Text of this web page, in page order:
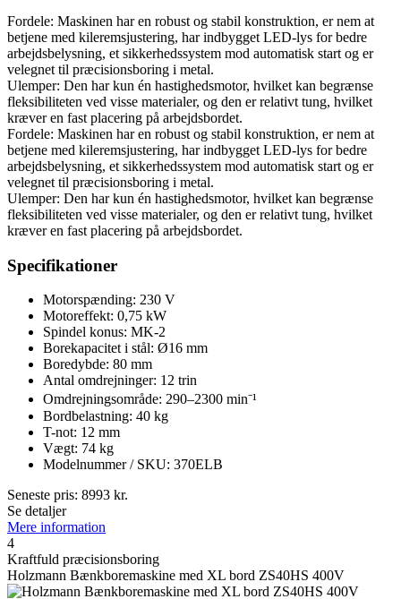
Fordele: Maskinen har en robust og stabil konstruktion, er nem at
betjene med kileremsjustering, har indbygget LED-lys for bedre
arbejdsbelysning, et sikkerhedssystem mod automatisk start og er
velegnet til præcisionsboring i metal.
Ulemper: Den har kun én hastighedsmotor, hvilket kan begrænse
fleksibiliteten ved visse materialer, og den er relativt tung, hvilket
kræver en fast placering på arbejdsbordet.
Fordele: Maskinen har en robust og stabil konstruktion, er nem at
betjene med kileremsjustering, har indbygget LED-lys for bedre
arbejdsbelysning, et sikkerhedssystem mod automatisk start og er
velegnet til præcisionsboring i metal.
Ulemper: Den har kun én hastighedsmotor, hvilket kan begrænse
fleksibiliteten ved visse materialer, og den er relativt tung, hvilket
kræver en fast placering på arbejdsbordet.
Specifikationer
Motorspænding: 230 V
Motoreffekt: 0,75 kW
Spindel konus: MK-2
Borekapacitet i stål: Ø16 mm
Boredybde: 80 mm
Antal omdrejninger: 12 trin
Omdrejningsområde: 290–2300 min⁻¹
Bordbelastning: 40 kg
T-not: 12 mm
Vægt: 74 kg
Modelnummer / SKU: 370ELB
Seneste pris: 8993 kr.
Se detaljer
Mere information
4
Kraftfuld præcisionsboring
Holzmann Bænkboremaskine med XL bord ZS40HS 400V